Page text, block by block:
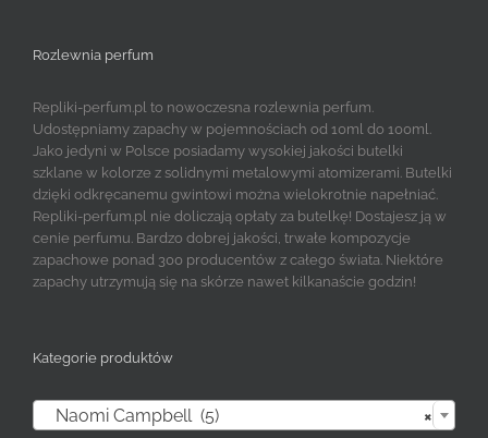
Rozlewnia perfum
Repliki-perfum.pl to nowoczesna rozlewnia perfum.
Udostępniamy zapachy w pojemnościach od 10ml do 100ml.
Jako jedyni w Polsce posiadamy wysokiej jakości butelki
szklane w kolorze z solidnymi metalowymi atomizerami. Butelki
dzięki odkręcanemu gwintowi można wielokrotnie napełniać.
Repliki-perfum.pl nie doliczają opłaty za butelkę! Dostajesz ją w
cenie perfumu. Bardzo dobrej jakości, trwałe kompozycje
zapachowe ponad 300 producentów z całego świata. Niektóre
zapachy utrzymują się na skórze nawet kilkanaście godzin!
Kategorie produktów
×
Naomi Campbell (5)